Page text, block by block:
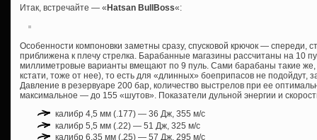
Итак, встречайте — « Hatsan BullBoss«:
Особенности компоновки заметны сразу, спусковой крючок — спереди,
приближена к плечу стрелка. Барабанные магазины рассчитаны на 10
миллиметровые варианты вмещают по 9 пуль. Сами барабаны такие же,
кстати, тоже от нее), то есть для «длинных» боеприпасов не
Давление в резервуаре 200 бар, количество выстрелов при ее
максимальное — до 155 «шутов». Показатели дульной энергии и
калибр 4,5 мм (.177) — 36 Дж, 355 м/с
калибр 5,5 мм (.22) — 51 Дж, 325 м/с
калибр 6,35 мм (.25) — 57 Дж, 295 м/с